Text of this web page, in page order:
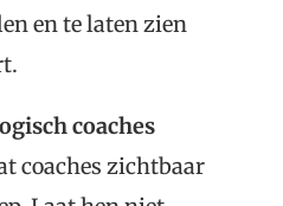
en te laten zien
coaches
coaches zichtbaar